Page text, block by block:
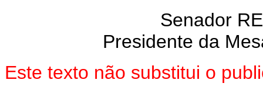
Senador
Presidente da
Este texto não substitui o